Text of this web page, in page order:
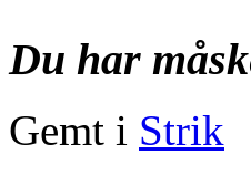
Du har
Gemt i Strik